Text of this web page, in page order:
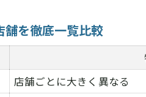
橿
舗を徹底一覧比較
店舗ごとに大きく異なる